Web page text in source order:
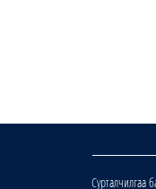
Сурталчилгаа